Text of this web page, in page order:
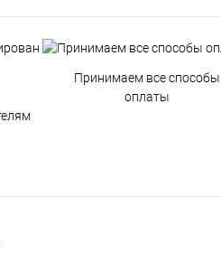
Принимаем все способы
оплаты